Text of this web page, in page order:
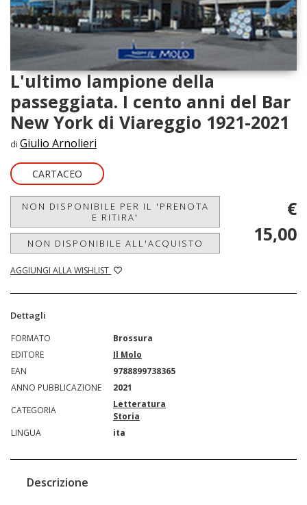
L'ultimo lampione della
passeggiata. I cento anni del Bar
New York di Viareggio 1921-2021
di Giulio Arnolieri
CARTACEO
NON DISPONIBILE PER IL 'PRENOTA
E RITIRA'
NON DISPONIBILE ALL'ACQUISTO
AGGIUNGI ALLA WISHLIST
€
15,00
Dettagli
FORMATO
Brossura
EDITORE
Il Molo
EAN
9788899738365
ANNO PUBBLICAZIONE
2021
CATEGORIA
Letteratura
Storia
LINGUA
ita
Descrizione